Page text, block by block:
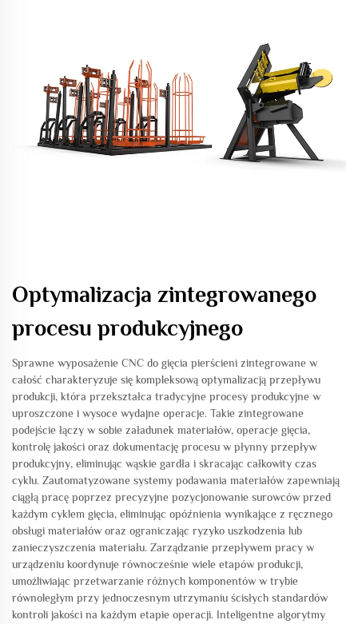
Optymalizacja zintegrowanego
procesu produkcyjnego
Sprawne wyposażenie CNC do gięcia pierścieni zintegrowane w
całość charakteryzuje się kompleksową optymalizacją przepływu
produkcji, która przekształca tradycyjne procesy produkcyjne w
uproszczone i wysoce wydajne operacje. Takie zintegrowane
podejście łączy w sobie załadunek materiałów, operacje gięcia,
kontrolę jakości oraz dokumentację procesu w płynny przepływ
produkcyjny, eliminując wąskie gardła i skracając całkowity czas
cyklu. Zautomatyzowane systemy podawania materiałów zapewniają
ciągłą pracę poprzez precyzyjne pozycjonowanie surowców przed
każdym cyklem gięcia, eliminując opóźnienia wynikające z ręcznego
obsługi materiałów oraz ograniczając ryzyko uszkodzenia lub
zanieczyszczenia materiału. Zarządzanie przepływem pracy w
urządzeniu koordynuje równocześnie wiele etapów produkcji,
umożliwiając przetwarzanie różnych komponentów w trybie
równoległym przy jednoczesnym utrzymaniu ścisłych standardów
kontroli jakości na każdym etapie operacji. Inteligentne algorytmy